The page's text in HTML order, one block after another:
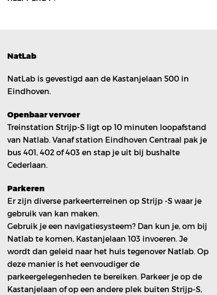
NatLab
NatLab is gevestigd aan de Kastanjelaan 500 in
Eindhoven.
Openbaar vervoer
Treinstation Strijp-S ligt op 10 minuten loopafstand
van Natlab. Vanaf station Eindhoven Centraal pak je
bus 401, 402 of 403 en stap je uit bij bushalte
Cederlaan.
Parkeren
Er zijn diverse parkeerterreinen op Strijp -S waar je
gebruik van kan maken.
Gebruik je een navigatiesysteem? Dan kun je, om bij
Natlab te komen, Kastanjelaan 103 invoeren. Je
wordt dan geleid naar het huis tegenover Natlab. Op
deze manier is het eenvoudiger de
parkeergelegenheden te bereiken. Parkeer je op de
Kastanjelaan of op een andere plek buiten Strijp-S,